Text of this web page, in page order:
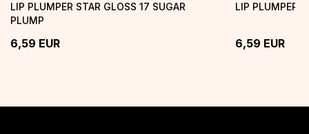
LIP PLUMPER STAR GLOSS 17 SUGAR
PLUMP
6,59 EUR
LIP PLUMPER
6,59 EUR